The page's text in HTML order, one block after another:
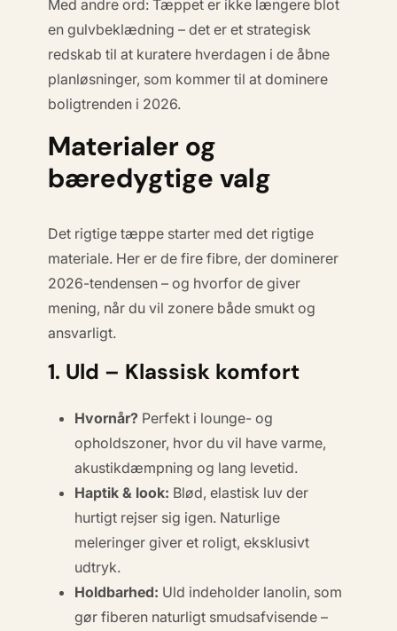
Med andre ord: Tæppet er ikke længere blot
en gulvbeklædning – det er et strategisk
redskab til at kuratere hverdagen i de åbne
planløsninger, som kommer til at dominere
boligtrenden i 2026.
Materialer og
bæredygtige valg
Det rigtige tæppe starter med det rigtige
materiale. Her er de fire fibre, der dominerer
2026-tendensen – og hvorfor de giver
mening, når du vil zonere både smukt og
ansvarligt.
1. Uld – Klassisk komfort
Hvornår? Perfekt i lounge- og
opholdszoner, hvor du vil have varme,
akustikdæmpning og lang levetid.
Haptik & look: Blød, elastisk luv der
hurtigt rejser sig igen. Naturlige
meleringer giver et roligt, eksklusivt
udtryk.
Holdbarhed: Uld indeholder lanolin, som
gør fiberen naturligt smudsafvisende –